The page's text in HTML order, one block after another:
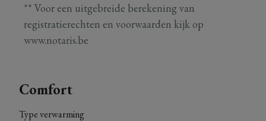
** Voor een uitgebreide berekening van
registratierechten en voorwaarden kijk op
www.notaris.be
Comfort
Type verwarming